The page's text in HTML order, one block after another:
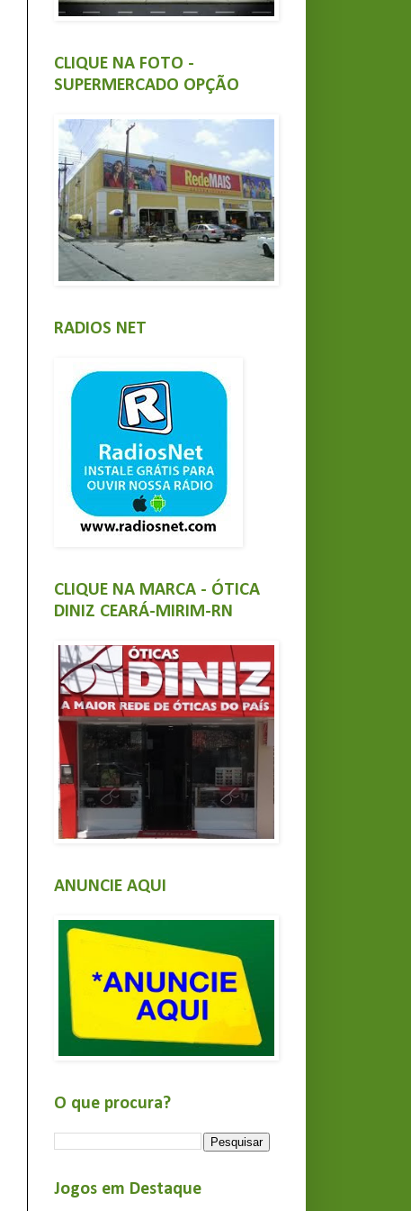
CLIQUE NA FOTO -
SUPERMERCADO OPÇÃO
RADIOS NET
CLIQUE NA MARCA - ÓTICA
DINIZ CEARÁ-MIRIM-RN
ANUNCIE AQUI
O que procura?
Jogos em Destaque